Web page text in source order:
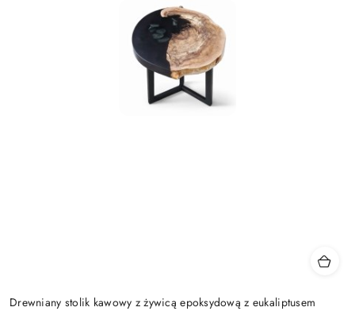
Drewniany stolik kawowy z żywicą epoksydową z eukaliptusem